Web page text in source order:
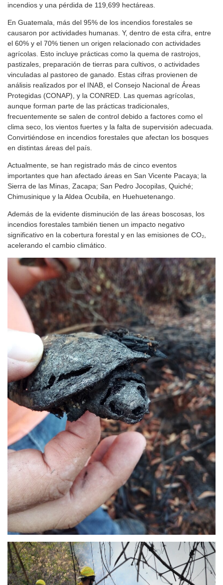
incendios y una pérdida de 119,699 hectáreas.
En Guatemala, más del 95% de los incendios forestales se
causaron por actividades humanas. Y, dentro de esta cifra, entre
el 60% y el 70% tienen un origen relacionado con actividades
agrícolas. Esto incluye prácticas como la quema de rastrojos,
pastizales, preparación de tierras para cultivos, o actividades
vinculadas al pastoreo de ganado. Estas cifras provienen de
análisis realizados por el INAB, el Consejo Nacional de Áreas
Protegidas (CONAP), y la CONRED. Las quemas agrícolas,
aunque forman parte de las prácticas tradicionales,
frecuentemente se salen de control debido a factores como el
clima seco, los vientos fuertes y la falta de supervisión adecuada.
Convirtiéndose en incendios forestales que afectan los bosques
en distintas áreas del país.
Actualmente, se han registrado más de cinco eventos
importantes que han afectado áreas en San Vicente Pacaya; la
Sierra de las Minas, Zacapa; San Pedro Jocopilas, Quiché;
Chimusinique y la Aldea Ocubila, en Huehuetenango.
Además de la evidente disminución de las áreas boscosas, los
incendios forestales también tienen un impacto negativo
significativo en la cobertura forestal y en las emisiones de CO₂,
acelerando el cambio climático.